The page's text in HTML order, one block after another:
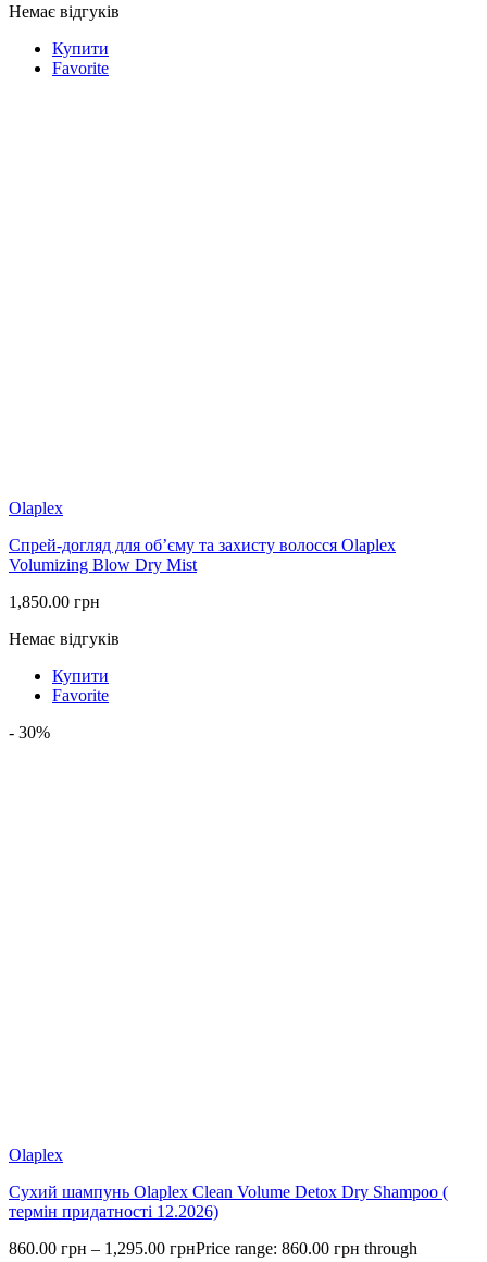
Немає відгуків
Купити
Favorite
Olaplex
Спрей-догляд для об’єму та захисту волосся Olaplex
Volumizing Blow Dry Mist
1,850.00 грн
Немає відгуків
Купити
Favorite
- 30%
Olaplex
Сухий шампунь Olaplex Clean Volume Detox Dry Shampoo (
термін придатності 12.2026)
860.00 грн – 1,295.00 грнPrice range: 860.00 грн through